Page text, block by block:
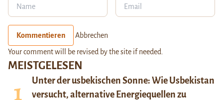
MEISTGELESEN
Unter der usbekischen Sonne: Wie Usbekistan
versucht, alternative Energiequellen zu
Kommentieren Abbrechen
Your comment will be revised by the site if needed.